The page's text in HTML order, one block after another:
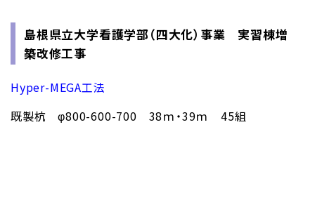
島根県立大学看護学部（四大化）事業 実習棟増
築改修工事
Hyper-MEGA工法
既製杭 φ800-600-700 38ｍ・39ｍ 45組